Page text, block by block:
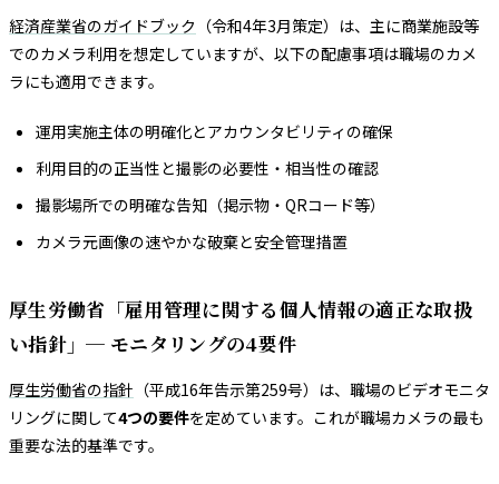
経済産業省のガイドブック （令和4年3月策定）は、主に商業施設等
でのカメラ利用を想定していますが、以下の配慮事項は職場のカメ
ラにも適用できます。
運用実施主体の明確化とアカウンタビリティの確保
利用目的の正当性と撮影の必要性・相当性の確認
撮影場所での明確な告知（掲示物・QRコード等）
カメラ元画像の速やかな破棄と安全管理措置
厚生労働省「雇用管理に関する個人情報の適正な取扱
い指針」─ モニタリングの4要件
厚生労働省の指針 （平成16年告示第259号）は、職場のビデオモニタ
リングに関して4つの要件を定めています。これが職場カメラの最も
重要な法的基準です。